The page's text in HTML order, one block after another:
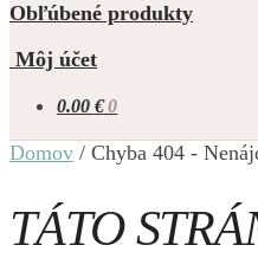
Obľúbené produkty
Môj účet
0.00 € 0
Domov / Chyba 404 -
TÁTO